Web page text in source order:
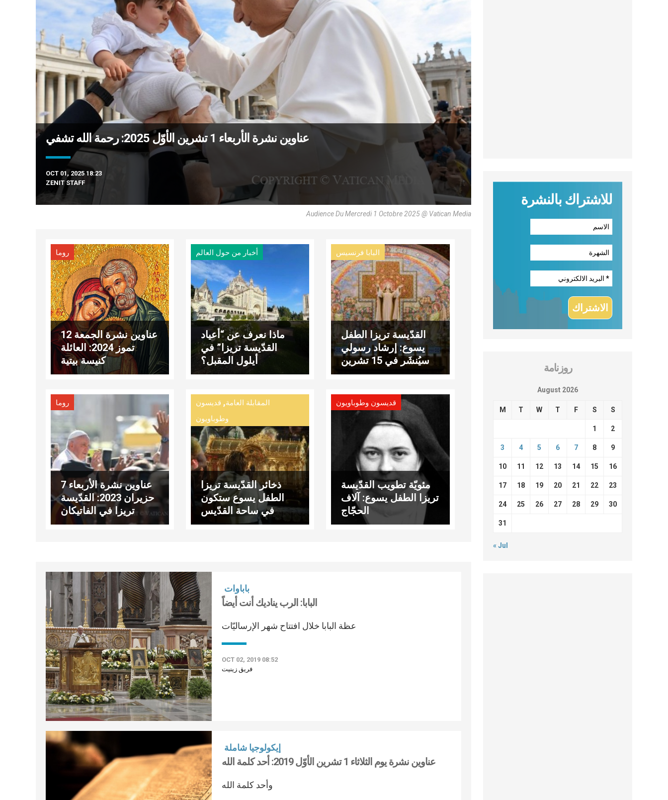
عناوين نشرة الأربعاء 1 تشرين الأوّل 2025: رحمة الله تشفي
OCT 01, 2025 18:23
ZENIT STAFF
Audience Du Mercredi 1 Octobre 2025 @ Vatican Media
روما
عناوين نشرة الجمعة 12
تموز 2024: العائلة
كنيسة بيتية
أخبار من حول العالم
ماذا نعرف عن “أعياد
القدّيسة تريزا” في
أيلول المقبل؟
البابا فرنسيس
القدّيسة تريزا الطفل
يسوع: إرشاد رسولي
سيُنشَر في 15 تشرين
الأوّل
روما
عناوين نشرة الأربعاء 7
حزيران 2023: القدّيسة
تريزا في الفاتيكان
المقابلة العامة, قديسون
وطوباويون
ذخائر القدّيسة تريزا
الطفل يسوع ستكون
في ساحة القدّيس
بطرس
قديسون وطوباويون
مئويّة تطويب القدّيسة
تريزا الطفل يسوع: آلاف
الحجّاج
باباوات
البابا: الرب يناديك أنت أيضاً
عظة البابا خلال افتتاح شهر الإرساليّات
OCT 02, 2019 08:52
فريق زينيت
إيكولوجيا شاملة
عناوين نشرة يوم الثلاثاء 1 تشرين الأوّل 2019: أحد كلمة الله
وأحد كلمة الله
للاشتراك بالنشرة
روزنامة
August 2026
M T W T F S S
1 2
3 4 5 6 7 8 9
10 11 12 13 14 15 16
17 18 19 20 21 22 23
24 25 26 27 28 29 30
31
« Jul